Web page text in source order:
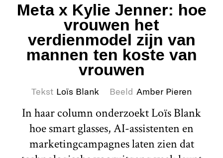
Meta x Kylie Jenner: hoe
vrouwen het
verdienmodel zijn van
mannen ten koste van
vrouwen
Tekst Loïs Blank Beeld Amber Pieren
In haar column onderzoekt Loïs Blank
hoe smart glasses, AI-assistenten en
marketingcampagnes laten zien dat